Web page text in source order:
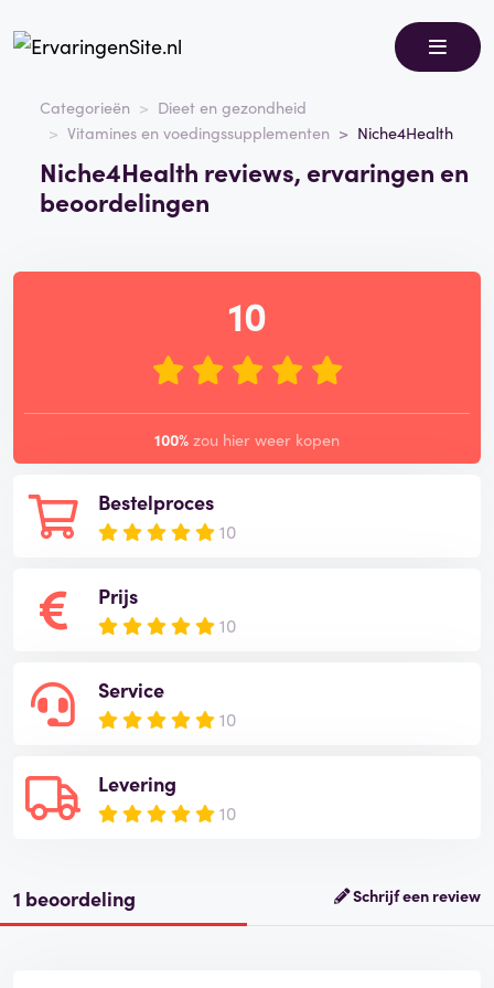
Categorieën
Dieet en gezondheid
Vitamines en voedingssupplementen
Niche4Health
Niche4Health reviews, ervaringen en
beoordelingen
Bestelproces
10
Prijs
10
Service
10
Levering
10
10
100% zou hier weer kopen
1 beoordeling Schrijf een review